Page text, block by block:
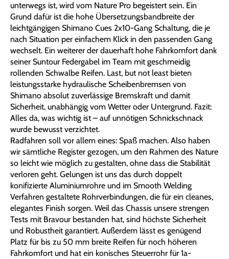
unterwegs ist, wird vom Nature Pro begeistert sein. Ein
Grund dafür ist die hohe Übersetzungsbandbreite der
leichtgängigen Shimano Cues 2x10-Gang Schaltung, die je
nach Situation per einfachem Klick in den passenden Gang
wechselt. Ein weiterer der dauerhaft hohe Fahrkomfort dank
seiner Suntour Federgabel im Team mit geschmeidig
rollenden Schwalbe Reifen. Last, but not least bieten
leistungsstarke hydraulische Scheibenbremsen von
Shimano absolut zuverlässige Bremskraft und damit
Sicherheit, unabhängig vom Wetter oder Untergrund. Fazit:
Alles da, was wichtig ist – auf unnötigen Schnickschnack
wurde bewusst verzichtet.
Radfahren soll vor allem eines: Spaß machen. Also haben
wir sämtliche Register gezogen, um den Rahmen des Nature
so leicht wie möglich zu gestalten, ohne dass die Stabilität
verloren geht. Gelungen ist uns das durch doppelt
konifizierte Aluminiumrohre und im Smooth Welding
Verfahren gestaltete Rohrverbindungen, die für ein cleanes,
elegantes Finish sorgen. Weil das Chassis unsere strengen
Tests mit Bravour bestanden hat, sind höchste Sicherheit
und Robustheit garantiert. Außerdem lässt es genügend
Platz für bis zu 50 mm breite Reifen für noch höheren
Fahrkomfort und hat ein konisches Steuerrohr für 1a-